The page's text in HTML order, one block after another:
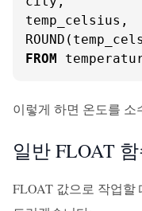
temp_celsius,
FROM
이렇게 하면 온도를
일반 FLOAT
FLOAT 값으로 작업할